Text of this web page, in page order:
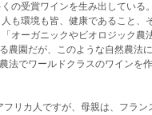
の受賞ワインを生み出している
も環境も皆、健康であること、
オーガニックやビオロジック農
園だが、このような自然農法に
でワールドクラスのワインを作
リカ人ですが、母親は、フラン